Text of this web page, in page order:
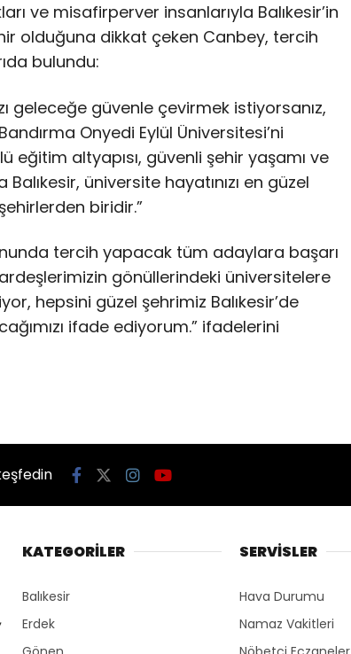
ve misafirperver insanlarıyla Balıkesir’in
olduğuna dikkat çeken Canbey, tercih
bulundu:
geleceğe güvenle çevirmek istiyorsanız,
Onyedi Eylül Üniversitesi’ni
eğitim altyapısı, güvenli şehir yaşamı ve
üniversite hayatınızı en güzel
biridir.”
tercih yapacak tüm adaylara başarı
gönüllerindeki üniversitelere
hepsini güzel şehrimiz Balıkesir’de
ifade ediyorum.” ifadelerini
KATEGORİLER
Balıkesir
Erdek
SERVİSLER
Hava Durumu
Namaz Vakitleri